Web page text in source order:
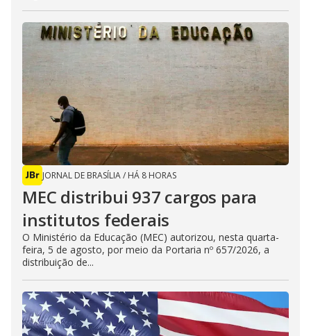
JORNAL DE BRASÍLIA/ HÁ 8 HORAS
MEC distribui 937 cargos para
institutos federais
O Ministério da Educação (MEC) autorizou, nesta quarta-
feira, 5 de agosto, por meio da Portaria nº 657/2026, a
distribuição de...